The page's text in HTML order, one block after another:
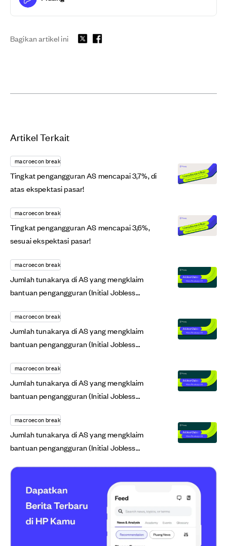
Bagikan artikel ini
Artikel Terkait
macroecon breaking
Tingkat pengangguran AS mencapai 3,7%, di
atas ekspektasi pasar!
macroecon breaking
Tingkat pengangguran AS mencapai 3,6%,
sesuai ekspektasi pasar!
macroecon breaking
Jumlah tunakarya di AS yang mengklaim
bantuan pengangguran (Initial Jobless
macroecon breaking
Jumlah tunakarya di AS yang mengklaim
bantuan pengangguran (Initial Jobless
macroecon breaking
Jumlah tunakarya di AS yang mengklaim
bantuan pengangguran (Initial Jobless
macroecon breaking
Jumlah tunakarya di AS yang mengklaim
bantuan pengangguran (Initial Jobless